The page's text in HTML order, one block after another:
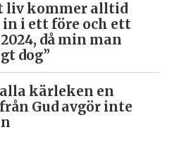
liv kommer alltid
in i ett före och ett
då min man
dog”
kärleken en
Gud avgör inte